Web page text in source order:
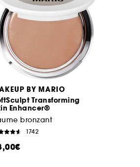
BY MARIO
Transforming
Enhancer®
bronzant
1742